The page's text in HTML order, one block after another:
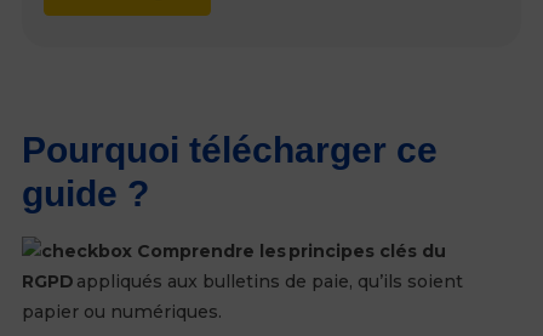
Pourquoi télécharger ce
guide ?
Comprendre lesprincipes clés du
RGPD appliqués aux bulletins de paie, qu’ils soient
papier ou numériques.